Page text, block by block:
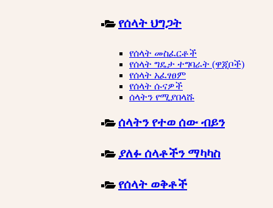
የሰላት ህግጋት
የሰላት መስፈርቶች
የሰላት ግዴታ ተግባራት (ዋጂቦች)
የሰላት አፈፃፀም
የሰላት ሱናዎች
ሰላትን የሚያበላሹ
ሰላትን የተወ ሰው ብይን
ያለፉ ሰላቶችን ማካካስ
የሰላት ወቅቶች